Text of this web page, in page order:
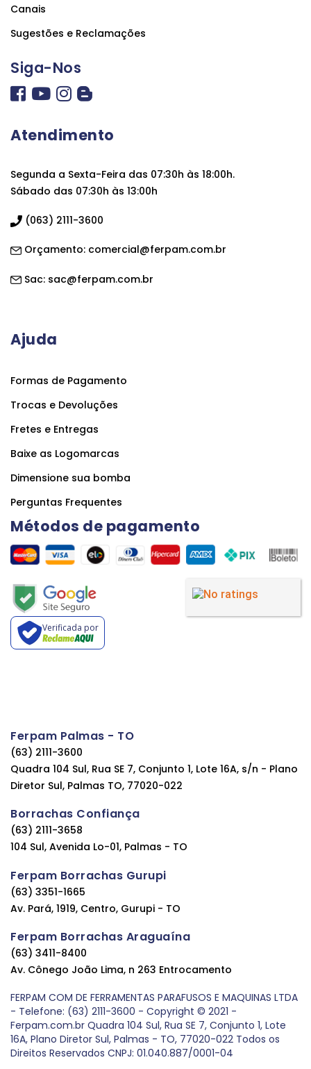
Canais
Sugestões e Reclamações
Siga-Nos
Atendimento
Segunda a Sexta-Feira das 07:30h às 18:00h.
Sábado das 07:30h às 13:00h
(063) 2111-3600
Orçamento: comercial@ferpam.com.br
Sac: sac@ferpam.com.br
Ajuda
Formas de Pagamento
Trocas e Devoluções
Fretes e Entregas
Baixe as Logomarcas
Dimensione sua bomba
Perguntas Frequentes
Métodos de pagamento
Verificada por
Ferpam Palmas - TO
(63) 2111-3600
Quadra 104 Sul, Rua SE 7, Conjunto 1, Lote 16A, s/n - Plano
Diretor Sul, Palmas TO, 77020-022
Borrachas Confiança
(63) 2111-3658
104 Sul, Avenida Lo-01, Palmas - TO
Ferpam Borrachas Gurupi
(63) 3351-1665
Av. Pará, 1919, Centro, Gurupi - TO
Ferpam Borrachas Araguaína
(63) 3411-8400
Av. Cônego João Lima, n 263 Entrocamento
FERPAM COM DE FERRAMENTAS PARAFUSOS E MAQUINAS LTDA
- Telefone: (63) 2111-3600 - Copyright © 2021 -
Ferpam.com.br Quadra 104 Sul, Rua SE 7, Conjunto 1, Lote
16A, Plano Diretor Sul, Palmas - TO, 77020-022 Todos os
Direitos Reservados CNPJ: 01.040.887/0001-04